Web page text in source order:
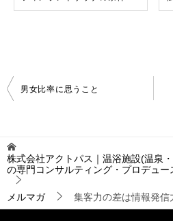
投
稿
ゲ
ー
シ
ョ
ン
男女比率に思うこと
株式会社アクトパス｜温浴施設(温泉
の専門コンサルティング・プロデュー
メルマガ 集客力の差は情報発信